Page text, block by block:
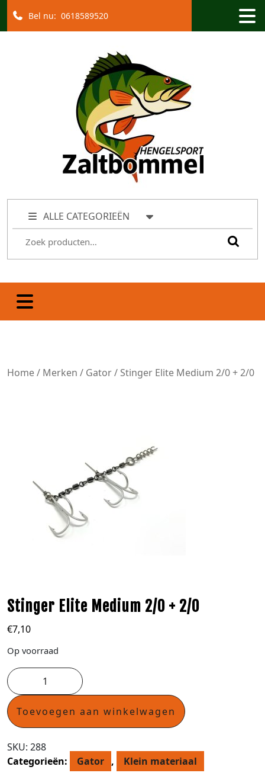
Bel nu: 0618589520
ALLE CATEGORIEËN
Home/ Merken / Gator/ Stinger Elite Medium 2/0 + 2/0
Stinger Elite Medium 2/0 + 2/0
€7,10
Op voorraad
Toevoegen aan winkelwagen
SKU: 288
Categorieën:
Gator , Klein materiaal